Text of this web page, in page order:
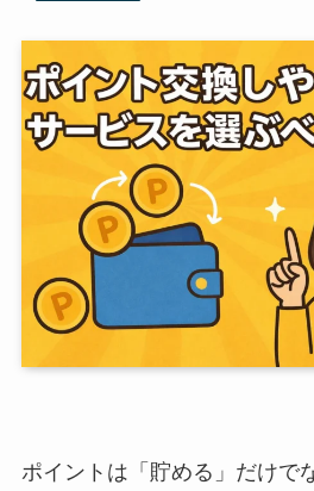
ポイントは「貯める」だけで